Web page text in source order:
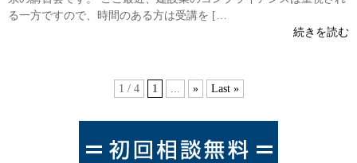
る一方ですので、時間のある方は受講を […
続きを読む
1 / 4 1 ... » Last »